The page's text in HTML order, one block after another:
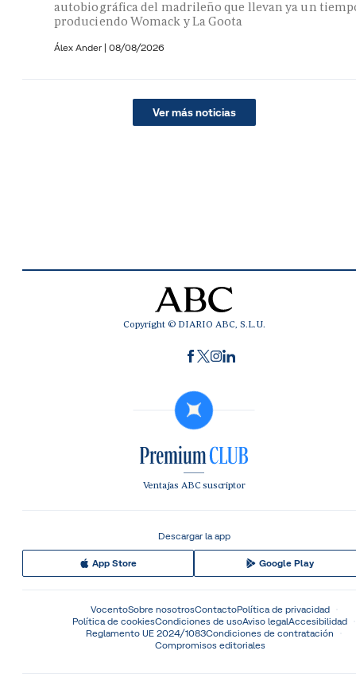
autobiográfica del madrileño que llevan ya un
produciendo Womack y La Goota
Álex Ander | 08/08/2026
Ver más noticias
Copyright © DIARIO ABC, S.L.U.
Ventajas ABC suscriptor
Descargar la app
App Store Google Play
VocentoSobre nosotrosContactoPolítica de privacidad
Política de cookiesCondiciones de usoAviso legalAccesibilidad
Reglamento UE 2024/1083Condiciones de contratación
Compromisos editoriales